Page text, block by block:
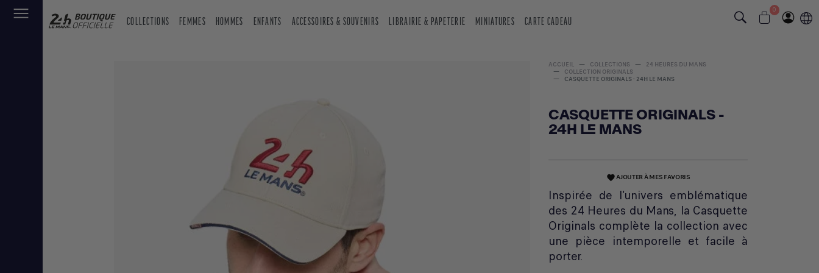
COLLECTIONS FEMMES HOMMES ENFANTS ACCESSOIRES & SOUVENIRS LIBRAIRIE & PAPETERIE MINIATURES CARTE CADEAU
0
ACCUEIL COLLECTIONS
24 HEURES DU MANS
COLLECTION ORIGINALS
CASQUETTE ORIGINALS - 24H LE MANS
CASQUETTE ORIGINALS -
24H LE MANS
favoriteAJOUTER À MES FAVORIS
Inspirée de l’univers emblématique
des 24 Heures du Mans, la Casquette
Originals complète la collection avec
une pièce intemporelle et facile à
porter.